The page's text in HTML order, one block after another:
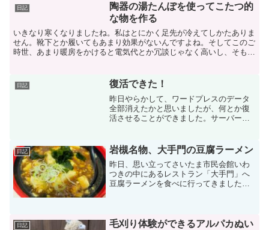
日記
陶器の湯たんぽを使ってこたつ的
な物を作る
いきなり寒くなりましたね。私はとにかく足先が冷えてしかたありま
せん。靴下とか履いてもあまり効果がないんですよね。そしてこのご
時世、あまり暖房をかけると電気代とか冗談じゃなく高いし、そもそ
日記 復活できた！
昨日やらかして、ワードプレスのデータ
全部消えたかと思いましたが、何とか復
活させることができました。サーバーの
と思って、旧サーバーのmysqlから投稿の
データを探して新サ...
日記 岩槻名物、大手門の豆腐ラーメン
昨日、思い立ってさいたま市民会館いわ
つきの中にあるレストラン「大手門」へ
豆腐ラーメンを食べに行ってきました。
ンを注文。麻婆豆腐っぽいで...
日記
毛刈り体験ができるアルパカぬい